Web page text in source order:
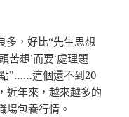
多，好比“先生思想
苦想’而要‘處理題
”……這個還不到20
近年來，越來越多的
場包養行情 。